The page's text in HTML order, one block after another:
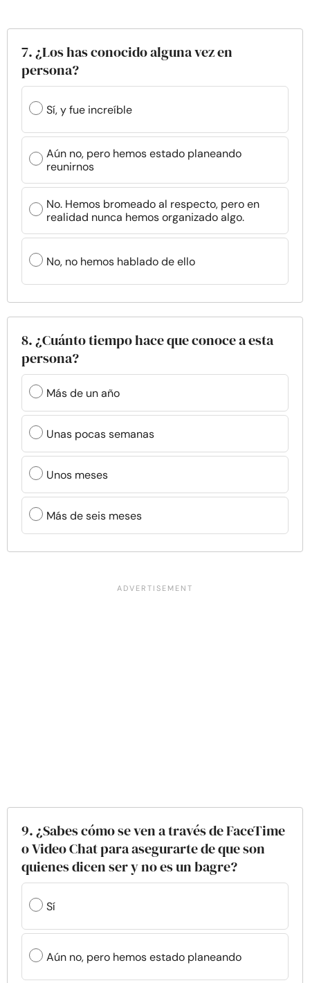
7. ¿Los has conocido alguna vez en
persona?
Sí, y fue increíble
Aún no, pero hemos estado planeando
reunirnos
No. Hemos bromeado al respecto, pero en
realidad nunca hemos organizado algo.
No, no hemos hablado de ello
8. ¿Cuánto tiempo hace que conoce a esta
persona?
Más de un año
Unas pocas semanas
Unos meses
Más de seis meses
9. ¿Sabes cómo se ven a través de FaceTime
o Video Chat para asegurarte de que son
quienes dicen ser y no es un bagre?
Sí
Aún no, pero hemos estado planeando